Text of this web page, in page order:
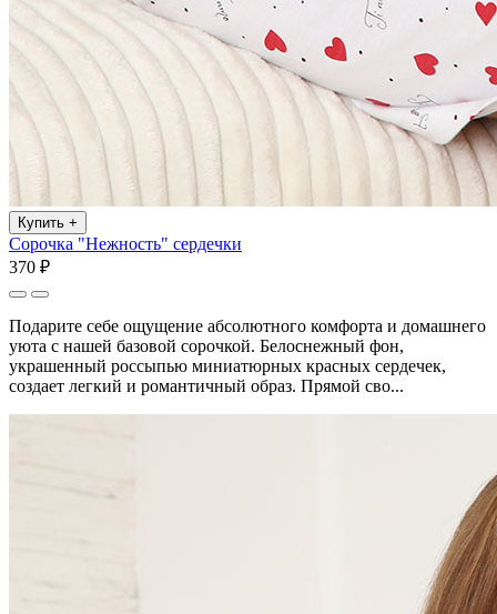
Купить +
Сорочка "Нежность" сердечки
370 ₽
Подарите себе ощущение абсолютного комфорта и домашнего
уюта с нашей базовой сорочкой. Белоснежный фон,
украшенный россыпью миниатюрных красных сердечек,
создает легкий и романтичный образ. Прямой сво...